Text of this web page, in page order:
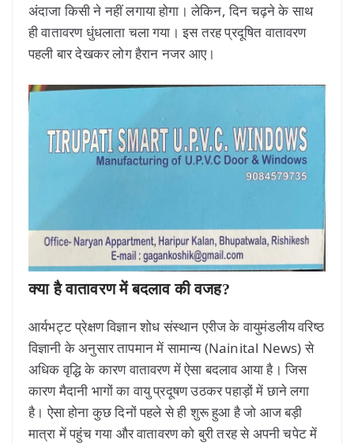
अंदाजा किसी ने नहीं लगाया होगा। लेकिन, दिन चढ़ने के साथ
ही वातावरण धुंधलाता चला गया। इस तरह प्रदूषित वातावरण
पहली बार देखकर लोग हैरान नजर आए।
क्या है वातावरण में बदलाव की वजह?
आर्यभट्ट प्रेक्षण विज्ञान शोध संस्थान एरीज के वायुमंडलीय वरिष्ठ
विज्ञानी के अनुसार तापमान में सामान्य (Nainital News) से
अधिक वृद्धि के कारण वातावरण में ऐसा बदलाव आया है। जिस
कारण मैदानी भागों का वायु प्रदूषण उठकर पहाड़ों में छाने लगा
है। ऐसा होना कुछ दिनों पहले से ही शुरू हुआ है जो आज बड़ी
मात्रा में पहुंच गया और वातावरण को बुरी तरह से अपनी चपेट में